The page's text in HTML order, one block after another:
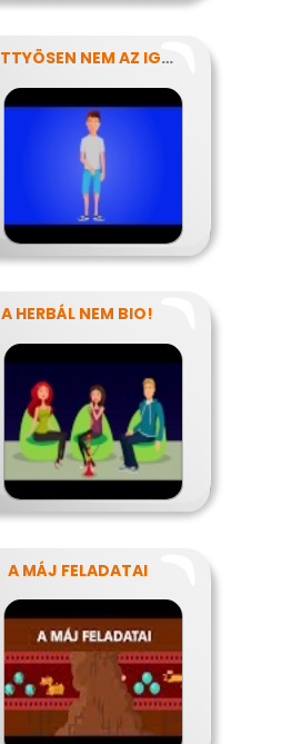
PÖTTYÖSEN NEM AZ IGAZI
A HERBÁL NEM BIO!
A MÁJ FELADATAI